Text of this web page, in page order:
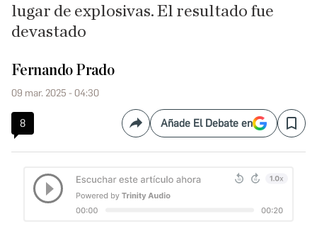
lugar de explosivas. El resultado fue
devastado
Fernando Prado
09 mar. 2025 - 04:30
8 CompartirAñade El Debate en Save